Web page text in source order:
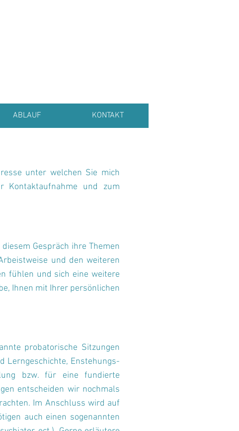
ABLAUF KONTAKT
unter welchen Sie mich
Kontaktaufnahme und zum
Gespräch ihre Themen
und den weiteren
fühlen und sich eine weitere
Ihnen mit Ihrer persönlichen
probatorische Sitzungen
Lerngeschichte, Enstehungs-
bzw. für eine fundierte
entscheiden wir nochmals
Im Anschluss wird auf
auch einen sogenannten